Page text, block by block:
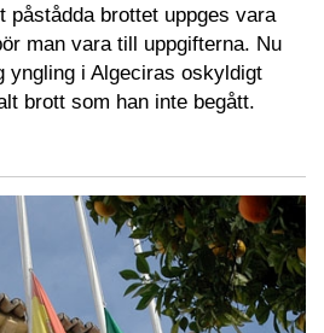
påstådda brottet uppges vara
man vara till uppgifterna. Nu
yngling i Algeciras oskyldigt
brott som han inte begått.